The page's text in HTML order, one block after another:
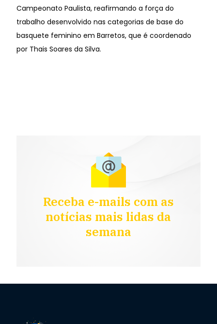
Campeonato Paulista, reafirmando a força do
trabalho desenvolvido nas categorias de base do
basquete feminino em Barretos, que é coordenado
por Thais Soares da Silva.
Receba e-mails com as
notícias mais lidas da
semana